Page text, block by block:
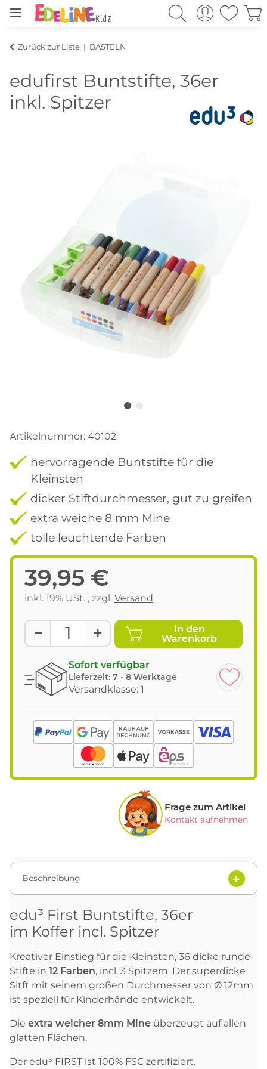
Zurück zur Liste BASTELN
edufirst Buntstifte, 36er
inkl. Spitzer
Artikelnummer: 40102
hervorragende Buntstifte für die
Kleinsten
dicker Stiftdurchmesser, gut zu greifen
extra weiche 8 mm Mine
tolle leuchtende Farben
39,95 €
inkl. 19% USt. , zzgl. Versand
In den
Warenkorb
Sofort verfügbar
Lieferzeit: 7 - 8 Werktage
Versandklasse: 1
Frage zum Artikel
Kontakt aufnehmen
Beschreibung
edu³ First Buntstifte, 36er
im Koffer incl. Spitzer
Kreativer Einstieg für die Kleinsten, 36 dicke runde
Stifte in 12 Farben, incl. 3 Spitzern. Der superdicke
Sitft mit seinem großen Durchmesser von Ø 12mm
ist speziell für Kinderhände entwickelt.
Die extra weicher 8mm Mine überzeugt auf allen
glatten Flächen.
Der edu³ FIRST ist 100% FSC zertifiziert.